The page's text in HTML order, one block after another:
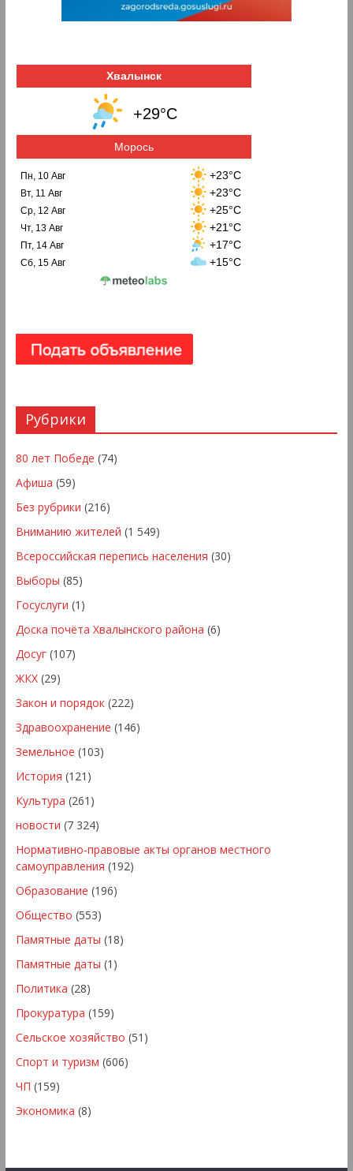
Хвалынск
+29°C
Морось
Пн, 10 Авг +23°C
Вт, 11 Авг +23°C
Ср, 12 Авг +25°C
Чт, 13 Авг +21°C
Пт, 14 Авг +17°C
Сб, 15 Авг +15°C
Рубрики
80 лет Победе (74)
Афиша (59)
Без рубрики (216)
Вниманию жителей (1 549)
Всероссийская перепись населения (30)
Выборы (85)
Госуслуги (1)
Доска почёта Хвалынского района (6)
Досуг(107)
ЖКХ(29)
Закон и порядок(222)
Здравоохранение (146)
Земельное (103)
История (121)
Культура (261)
новости (7 324)
Нормативно-правовые акты органов местного
самоуправления (192)
Образование (196)
Общество (553)
Памятные даты (18)
Памятные даты (1)
Политика (28)
Прокуратура (159)
Сельское хозяйство (51)
Спорт и туризм (606)
ЧП (159)
Экономика (8)